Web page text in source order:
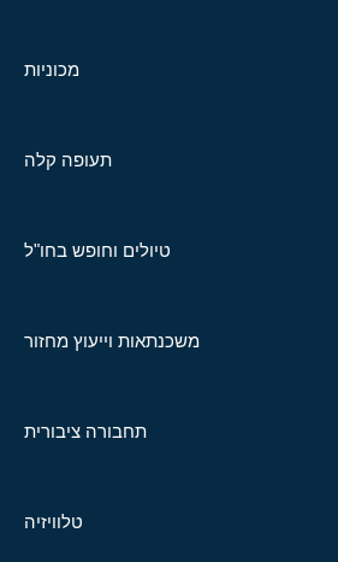
מכוניות
תעופה קלה
טיולים וחופש בחו"ל
משכנתאות וייעוץ מחזור
תחבורה ציבורית
טלוויזיה